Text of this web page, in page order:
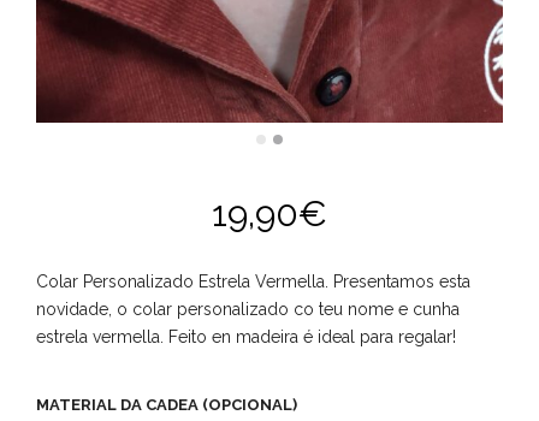
19,90€
Colar Personalizado Estrela Vermella. Presentamos esta
novidade, o colar personalizado co teu nome e cunha
estrela vermella. Feito en madeira é ideal para regalar!
MATERIAL DA CADEA (OPCIONAL)